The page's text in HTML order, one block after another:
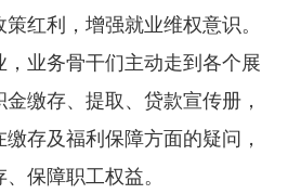
红利，增强就业维权意识。
，业务骨干们主动走到各个展
缴存、提取、贷款宣传册，
存及福利保障方面的疑问，
保障职工权益。